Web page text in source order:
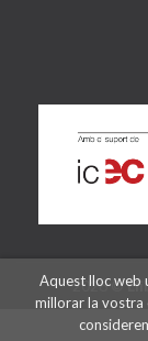
2026 ©
Aquest lloc web
millorar la vostra